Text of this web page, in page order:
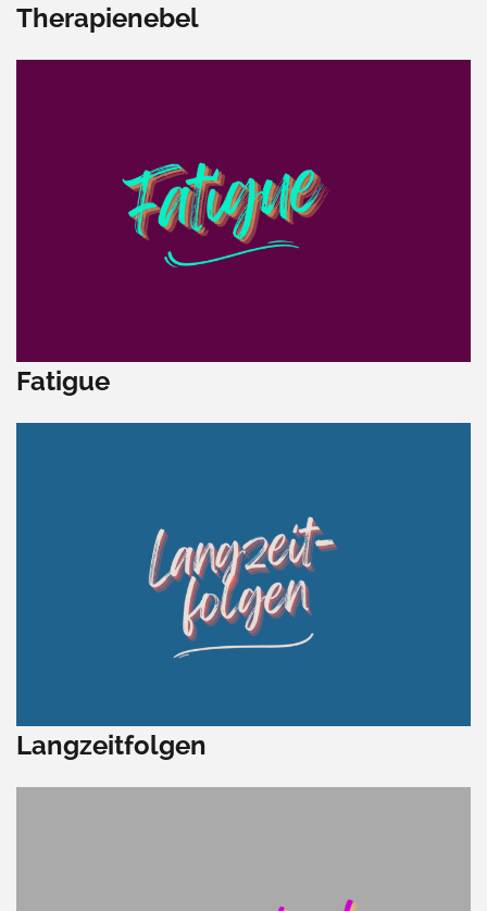
Therapienebel
Fatigue
Langzeitfolgen